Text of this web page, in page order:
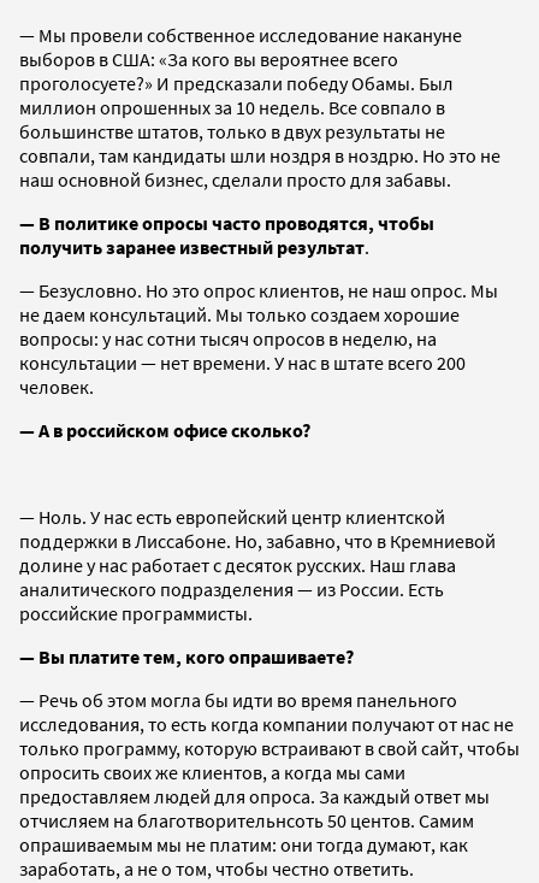
— Мы провели собственное исследование накануне
выборов в США: «За кого вы вероятнее всего
проголосуете?» И предсказали победу Обамы. Был
миллион опрошенных за 10 недель. Все совпало в
большинстве штатов, только в двух результаты не
совпали, там кандидаты шли ноздря в ноздрю. Но это не
наш основной бизнес, сделали просто для забавы.
— В политике опросы часто проводятся, чтобы
получить заранее известный результат.
— Безусловно. Но это опрос клиентов, не наш опрос. Мы
не даем консультаций. Мы только создаем хорошие
вопросы: у нас сотни тысяч опросов в неделю, на
консультации — нет времени. У нас в штате всего 200
человек.
— А в российском офисе сколько?
— Ноль. У нас есть европейский центр клиентской
поддержки в Лиссабоне. Но, забавно, что в Кремниевой
долине у нас работает с десяток русских. Наш глава
аналитического подразделения — из России. Есть
российские программисты.
— Вы платите тем, кого опрашиваете?
— Речь об этом могла бы идти во время панельного
исследования, то есть когда компании получают от нас не
только программу, которую встраивают в свой сайт, чтобы
опросить своих же клиентов, а когда мы сами
предоставляем людей для опроса. За каждый ответ мы
отчисляем на благотворительнсоть 50 центов. Самим
опрашиваемым мы не платим: они тогда думают, как
заработать, а не о том, чтобы честно ответить.